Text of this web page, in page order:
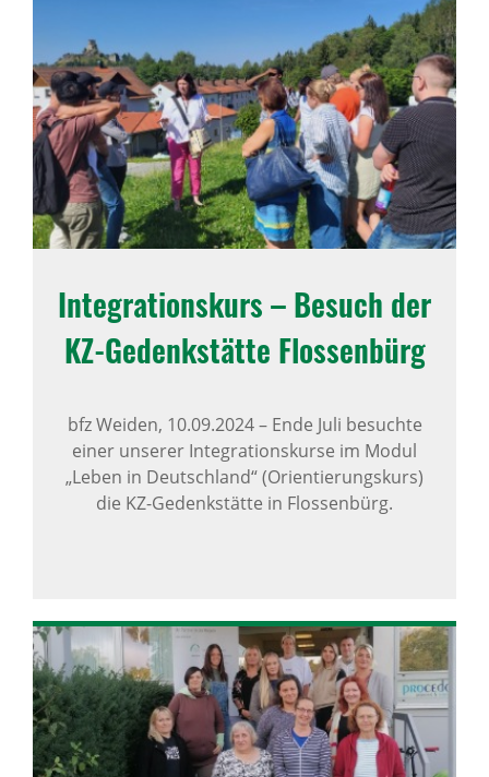
Inte­gra­ti­ons­kurs – Besuch der
KZ-Gedenk­stätte Flos­sen­bürg
bfz Weiden, 10.09.2024–Ende Juli besuchte
einer unserer Integrationskurse im Modul
„Leben in Deutschland“ (Orientierungskurs)
die KZ-Gedenkstätte in Flossenbürg.